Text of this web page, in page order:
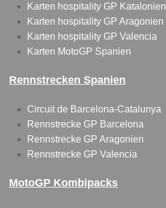
Karten hospitality GP Katalonien
Karten hospitality GP Aragonien
Karten hospitality GP Valencia
Karten MotoGP Spanien
Rennstrecken Spanien
Circuit de Barcelona-Catalunya
Rennstrecke GP Barcelona
Rennstrecke GP Aragonien
Rennstrecke GP Valencia
MotoGP Kombipacks